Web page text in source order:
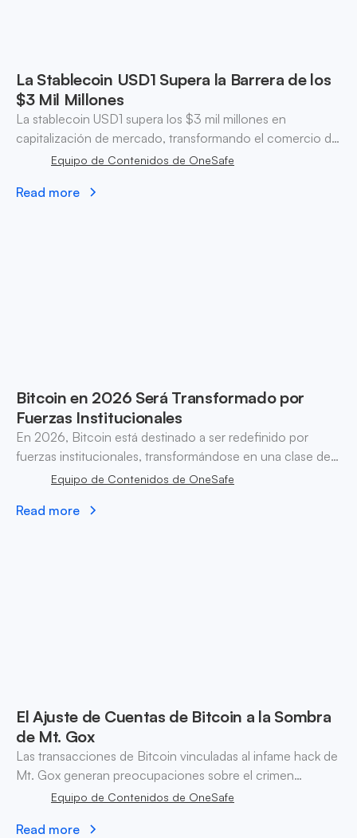
La Stablecoin USD1 Supera la Barrera de los
$3 Mil Millones
La stablecoin USD1 supera los $3 mil millones en
capitalización de mercado, transformando el comercio de
criptomonedas con el apoyo de Binance y estrategias
Equipo de Contenidos de OneSafe
Read more
Bitcoin en 2026 Será Transformado por
Fuerzas Institucionales
En 2026, Bitcoin está destinado a ser redefinido por
fuerzas institucionales, transformándose en una clase de
activo seguro con productos y servicios financieros
Equipo de Contenidos de OneSafe
Read more
El Ajuste de Cuentas de Bitcoin a la Sombra
de Mt. Gox
Las transacciones de Bitcoin vinculadas al infame hack de
Mt. Gox generan preocupaciones sobre el crimen
financiero y la seguridad de las criptomonedas en el
Equipo de Contenidos de OneSafe
Read more